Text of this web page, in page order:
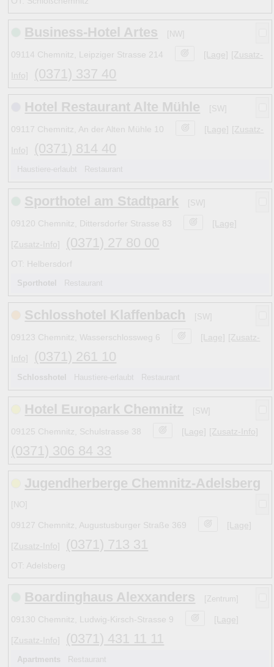
Business-Hotel Artes [NW]
09114 Chemnitz, Leipziger Strasse 214 [Lage] [Zusatz-
Info] (0371) 337 40
Hotel Restaurant Alte Mühle [SW]
09117 Chemnitz, An der Alten Mühle 10 [Lage] [Zusatz-
Info] (0371) 814 40
Haustiere-erlaubt Restaurant
Sporthotel am Stadtpark [SW]
09120 Chemnitz, Dittersdorfer Strasse 83 [Lage]
[Zusatz-Info] (0371) 27 80 00
OT: Helbersdorf
Sporthotel Restaurant
Schlosshotel Klaffenbach [SW]
09123 Chemnitz, Wasserschlossweg 6 [Lage] [Zusatz-
Info] (0371) 261 10
Schlosshotel Haustiere-erlaubt Restaurant
Hotel Europark Chemnitz [SW]
09125 Chemnitz, Schulstrasse 38 [Lage] [Zusatz-Info]
(0371) 306 84 33
Jugendherberge Chemnitz-Adelsberg
[NO]
09127 Chemnitz, Augustusburger Straße 369 [Lage]
[Zusatz-Info] (0371) 713 31
OT: Adelsberg
Boardinghaus Alexxanders [Zentrum]
09130 Chemnitz, Ludwig-Kirsch-Strasse 9 [Lage]
[Zusatz-Info] (0371) 431 11 11
Apartments Restaurant